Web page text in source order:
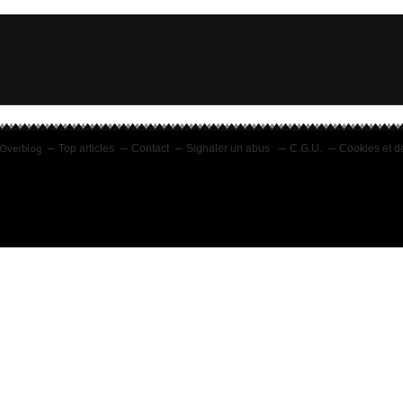
Top articles Contact Signaler un abus C.G.U. Cookies et